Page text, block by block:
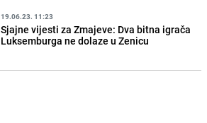
19.06.23. 11:23
Sjajne vijesti za Zmajeve: Dva bitna igrača
Luksemburga ne dolaze u Zenicu